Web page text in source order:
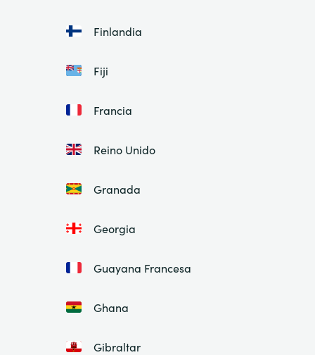
Finlandia
Fiji
Francia
Reino Unido
Granada
Georgia
Guayana Francesa
Ghana
Gibraltar